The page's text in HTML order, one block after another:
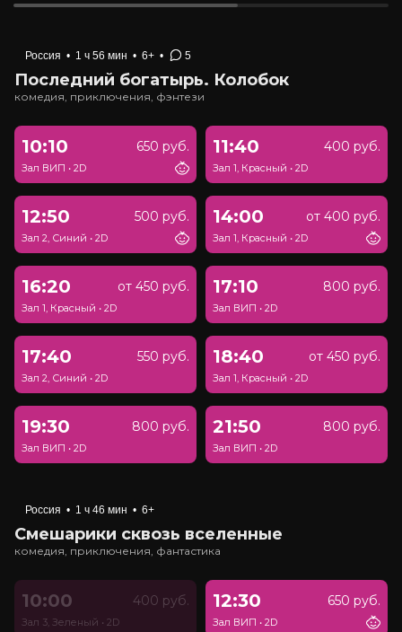
Россия • 1 ч 56 мин • 6+ • 5
Последний богатырь. Колобок
комедия, приключения, фэнтези
10:10 650 руб.
Зал ВИП • 2D
11:40 400 руб.
Зал 1, Красный • 2D
12:50 500 руб.
Зал 2, Синий • 2D
14:00 от 400 руб.
Зал 1, Красный • 2D
16:20 от 450 руб.
Зал 1, Красный • 2D
17:10 800 руб.
Зал ВИП • 2D
17:40 550 руб.
Зал 2, Синий • 2D
18:40 от 450 руб.
Зал 1, Красный • 2D
19:30 800 руб.
Зал ВИП • 2D
21:50 800 руб.
Зал ВИП • 2D
Россия • 1 ч 46 мин • 6+
Смешарики сквозь вселенные
комедия, приключения, фантастика
10:00 400 руб.
Зал 3, Зеленый • 2D
12:30 650 руб.
Зал ВИП • 2D